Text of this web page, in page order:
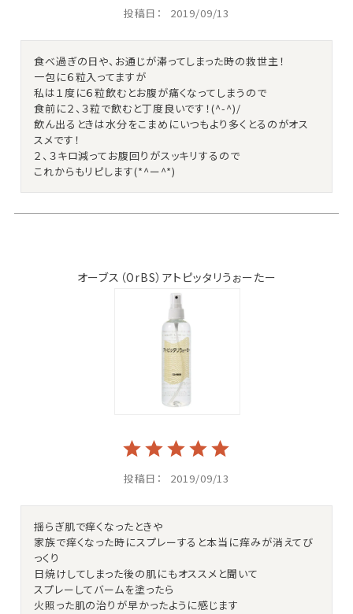
投稿日 2019/09/13
食べ過ぎの日や、お通じが滞ってしまった時の救世主！
一包に６粒入ってますが
私は１度に６粒飲むとお腹が痛くなってしまうので
食前に２、３粒で飲むと丁度良いです！(^-^)/
飲ん出るときは水分をこまめにいつもより多くとるのがオス
スメです！
２、３キロ減ってお腹回りがスッキリするので
これからもリピします(*^ー^*)
オーブス（OrBS）アトピッタリうぉーたー
投稿日 2019/09/13
揺らぎ肌で痒くなったときや
家族で痒くなった時にスプレーすると本当に痒みが消えてび
っくり
日焼けしてしまった後の肌にもオススメと聞いて
スプレーしてバームを塗ったら
火照った肌の治りが早かったように感じます